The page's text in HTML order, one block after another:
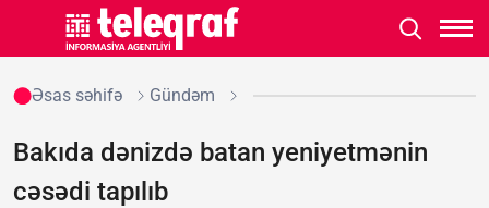
Əsas səhifə Gündəm
Bakıda dənizdə batan yeniyetmənin
cəsədi tapılıb